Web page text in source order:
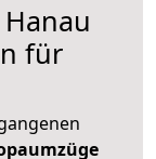
für